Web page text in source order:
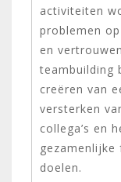
activiteiten
problemen
en
teambuilding
creëren van
versterken
collega’s en
gezamenlijke
doelen.